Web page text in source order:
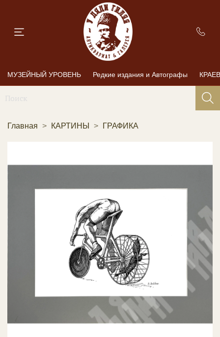
МУЗЕЙНЫЙ УРОВЕНЬ Редкие издания и Автографы
Главная КАРТИНЫ ГРАФИКА